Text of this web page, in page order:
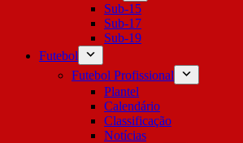
Sub-15
Sub-17
Sub-19
Futebol
Futebol Profissional
Plantel
Calendário
Classificação
Notícias